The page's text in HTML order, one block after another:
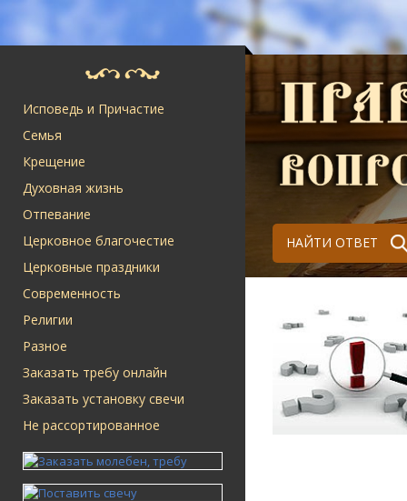
Исповедь и Причастие
Семья
Крещение
Духовная жизнь
Отпевание
Церковное благочестие
Церковные праздники
Современность
Религии
Разное
Заказать требу онлайн
Заказать установку свечи
Не рассортированное
НАЙТИ ОТВЕТ